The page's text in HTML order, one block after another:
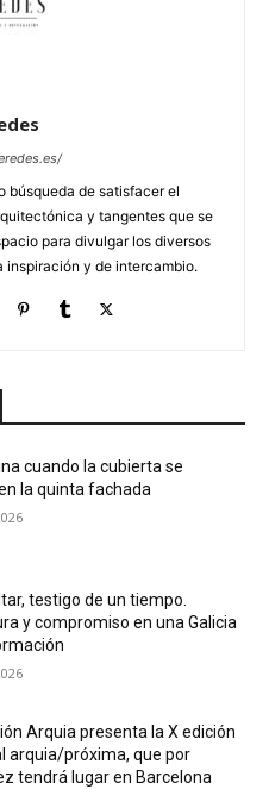
búsqueda de satisfacer el
y tangentes que se
para divulgar los diversos
inspiración y de intercambio.
cuando la cubierta se
la quinta fachada
testigo de un tiempo.
y compromiso en una Galicia
Arquia presenta la X edición
arquia/próxima, que por
tendrá lugar en Barcelona